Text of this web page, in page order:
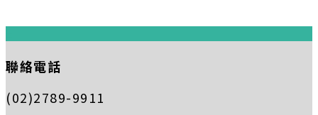
聯絡電話
(02)2789-9911